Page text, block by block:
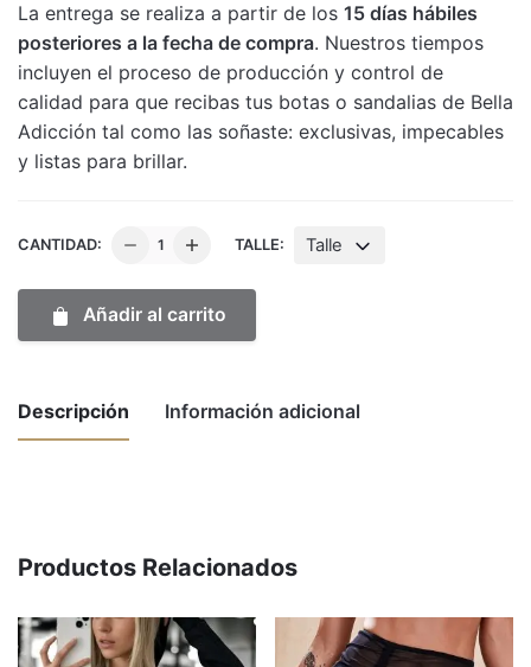
La entrega se realiza a partir de los 15 días hábiles
posteriores a la fecha de compra. Nuestros tiempos
incluyen el proceso de producción y control de
calidad para que recibas tus botas o sandalias de Bella
Adicción tal como las soñaste: exclusivas, impecables
y listas para brillar.
CANTIDAD:
Botas
Beige
TALLE: Talle
Añadir al carrito
Descripción Información adicional
Dimensions 50 × 30 × 10 cm
Productos Relacionados